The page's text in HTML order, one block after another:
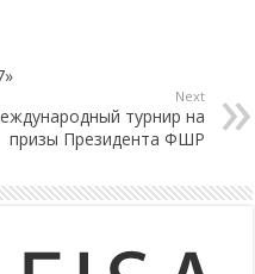
Next
турнир на
призы Президента ФШР